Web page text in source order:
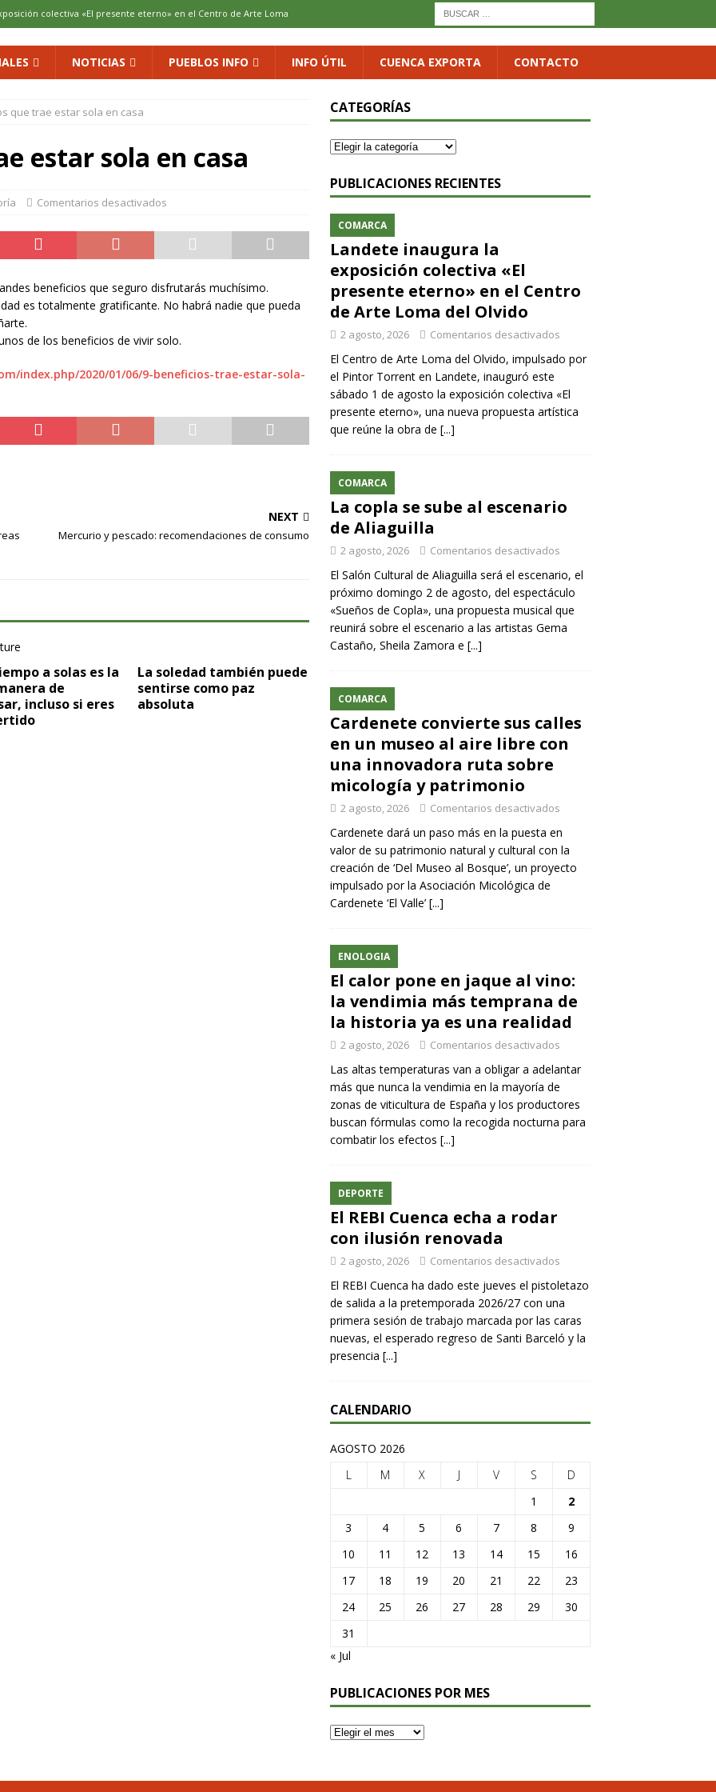
colectiva «El presente eterno» en el Centro de Arte Loma
de Aliaguilla COMARCA
al vino: la vendimia más temprana de la historia ya es una realidad
rodar con ilusión renovada DEPORTE
NOTICIAS PUEBLOS INFO INFO ÚTIL CUENCA EXPORTA CONTACTO
que trae estar sola en casa
estar sola en casa
Comentarios desactivados
beneficios que seguro disfrutarás muchísimo.
es totalmente gratificante. No habrá nadie que pueda
de los beneficios de vivir solo.
index.php/2020/01/06/9-beneficios-trae-estar-sola-
NEXT
Mercurio y pescado: recomendaciones de consumo
a solas es la
de
incluso si eres
La soledad también puede
sentirse como paz
absoluta
CATEGORÍAS
PUBLICACIONES RECIENTES
COMARCA
Landete inaugura la
exposición colectiva «El
presente eterno» en el Centro
de Arte Loma del Olvido
2 agosto, 2026 Comentarios desactivados
El Centro de Arte Loma del Olvido, impulsado por
el Pintor Torrent en Landete, inauguró este
sábado 1 de agosto la exposición colectiva «El
presente eterno», una nueva propuesta artística
que reúne la obra de [...]
COMARCA
La copla se sube al escenario
de Aliaguilla
2 agosto, 2026 Comentarios desactivados
El Salón Cultural de Aliaguilla será el escenario, el
próximo domingo 2 de agosto, del espectáculo
«Sueños de Copla», una propuesta musical que
reunirá sobre el escenario a las artistas Gema
Castaño, Sheila Zamora e [...]
COMARCA
Cardenete convierte sus calles
en un museo al aire libre con
una innovadora ruta sobre
micología y patrimonio
2 agosto, 2026 Comentarios desactivados
Cardenete dará un paso más en la puesta en
valor de su patrimonio natural y cultural con la
creación de ‘Del Museo al Bosque’, un proyecto
impulsado por la Asociación Micológica de
Cardenete ‘El Valle’ [...]
ENOLOGIA
El calor pone en jaque al vino:
la vendimia más temprana de
la historia ya es una realidad
2 agosto, 2026 Comentarios desactivados
Las altas temperaturas van a obligar a adelantar
más que nunca la vendimia en la mayoría de
zonas de viticultura de España y los productores
buscan fórmulas como la recogida nocturna para
combatir los efectos [...]
DEPORTE
El REBI Cuenca echa a rodar
con ilusión renovada
2 agosto, 2026 Comentarios desactivados
El REBI Cuenca ha dado este jueves el pistoletazo
de salida a la pretemporada 2026/27 con una
primera sesión de trabajo marcada por las caras
nuevas, el esperado regreso de Santi Barceló y la
presencia [...]
CALENDARIO
AGOSTO 2026
L
M X J V S
D
1
2
3
4 5 6 7 8
9
10
11 12 13 14 15
16
17
18 19 20 21 22
23
24
25 26 27 28 29
30
31
« Jul
PUBLICACIONES POR MES